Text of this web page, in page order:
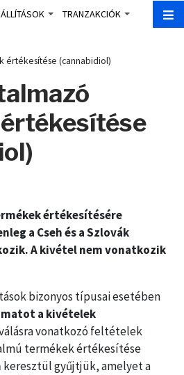
TRANZAKCIÓK
értékesítése (cannabidiol)
értékesítésére
a Cseh és a Szlovák
A kivétel nem vonatkozik
bizonyos típusai esetében
a kivételek
vonatkozó feltételek
termékek értékesítése
keresztül gyűjtjük, amelyet a